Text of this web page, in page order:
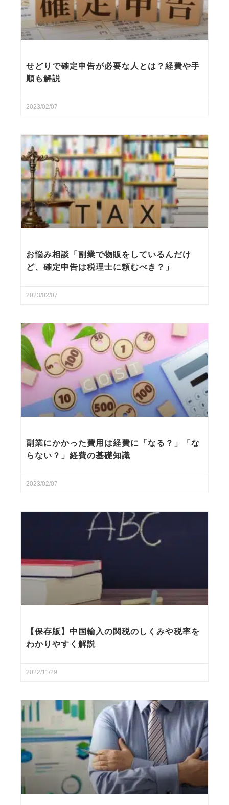
せどりで確定申告が必要な人とは？経費や手
順も解説
2023/02/07
お悩み相談「副業で物販をしているんだけ
ど、確定申告は税理士に頼むべき？」
2023/02/07
副業にかかった費用は経費に「なる？」「な
らない？」経費の基礎知識
2023/02/07
【保存版】中国輸入の関税のしくみや税率を
わかりやすく解説
2022/11/29